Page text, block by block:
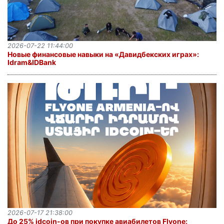
Новые финансовые навыки на «Давидбекских играх»:
Idram&IDBank
2026-07-22 11:44:00
До 25% idcoin-ов при покупке авиабилетов Flyone:
2026-07-17 21:38:00